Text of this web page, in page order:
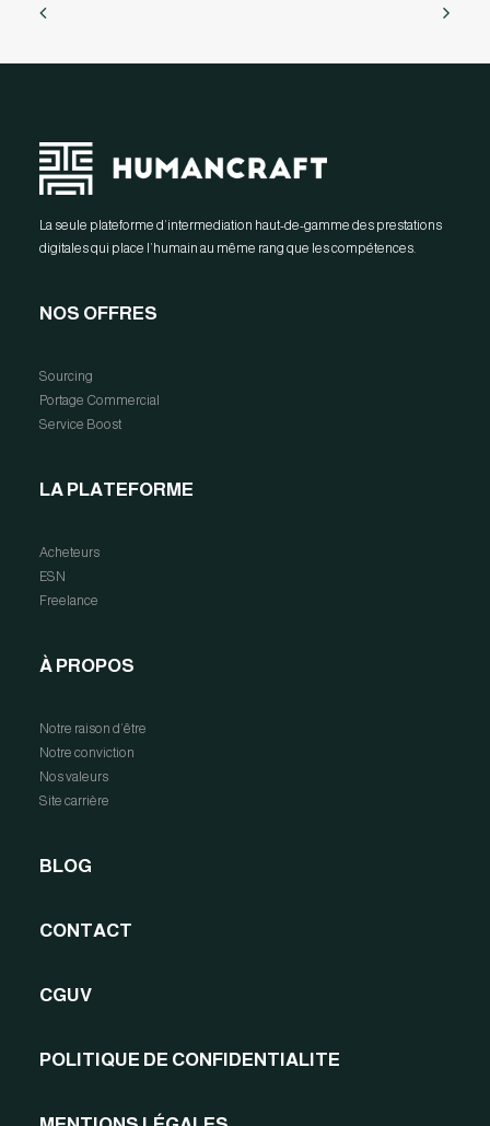
La seule plateforme d’intermediation haut-de-gamme des prestations
digitales qui place l’humain au même rang que les compétences.
NOS OFFRES
Sourcing
Portage Commercial
Service Boost
LA PLATEFORME
Acheteurs
ESN
Freelance
À PROPOS
Notre raison d’être
Notre conviction
Nos valeurs
Site carrière
BLOG
CONTACT
CGUV
POLITIQUE DE CONFIDENTIALITE